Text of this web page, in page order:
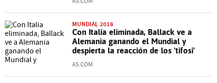
MUNDIAL 2018
Con Italia eliminada, Ballack ve a
Alemania ganando el Mundial y
despierta la reacción de los 'tifosi'
AS.COM